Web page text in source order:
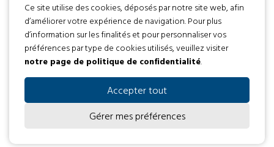
Développement web par
Tous droits réservés 2016 © L’envol
Politique de confidentialité
Ce site utilise des cookies, déposés par notre site web, afin
d’améliorer votre expérience de navigation. Pour plus
d’information sur les finalités et pour personnaliser vos
préférences par type de cookies utilisés, veuillez visiter
notre page de politique de confidentialité.
Accepter tout
Gérer mes préférences